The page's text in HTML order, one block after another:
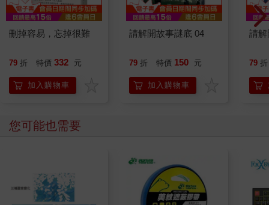
刪掉容易，忘掉很難
79 折 特價 332 元
加入購物車
請解開故事謎底 04
79 折 特價 150 元
加入購物車
請解
79 折
您可能也需要